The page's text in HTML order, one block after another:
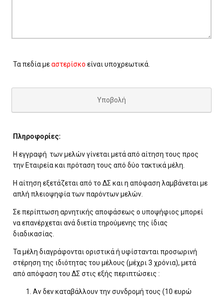
Τα πεδία μεαστερίσκο είναι υποχρεωτικά.
Υποβολή
Πληροφορίες:
Η εγγραφή των μελών γίνεται μετά από αίτηση τους προς
την Εταιρεία και πρόταση τους από δύο τακτικά μέλη.
Η αίτηση εξετάζεται από το ΔΣ και η απόφαση λαμβάνεται με
απλή πλειοψηφία των παρόντων μελών.
Σε περίπτωση αρνητικής αποφάσεως ο υποψήφιος μπορεί
να επανέρχεται ανά διετία τηρούμενης της ίδιας
διαδικασίας.
Τα μέλη διαγράφονται οριστικά ή υφίστανται προσωρινή
στέρηση της ιδιότητας του μέλους (μέχρι 3 χρόνια), μετά
από απόφαση του ΔΣ στις εξής περιπτώσεις :
Αν δεν καταβάλλουν την συνδρομή τους (10 ευρώ